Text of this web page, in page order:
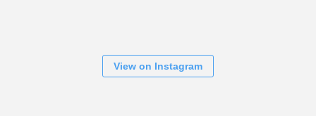
View on Instagram